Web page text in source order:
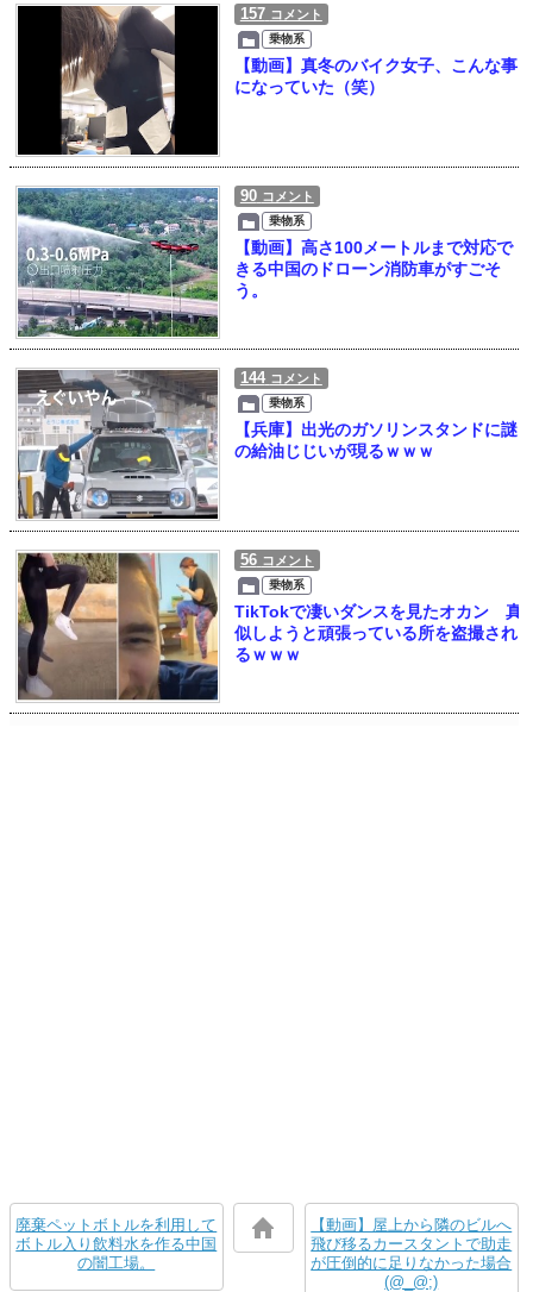
157 コメント
乗物系
【動画】真冬のバイク女子、こんな事
になっていた（笑）
90 コメント
乗物系
【動画】高さ100メートルまで対応で
きる中国のドローン消防車がすごそ
う。
144 コメント
乗物系
【兵庫】出光のガソリンスタンドに謎
の給油じじいが現るｗｗｗ
56 コメント
乗物系
TikTokで凄いダンスを見たオカン 真
似しようと頑張っている所を盗撮され
るｗｗｗ
廃棄ペットボトルを利用して
ボトル入り飲料水を作る中国
の闇工場。
【動画】屋上から隣のビルへ
飛び移るカースタントで助走
が圧倒的に足りなかった場合
(@_@;)